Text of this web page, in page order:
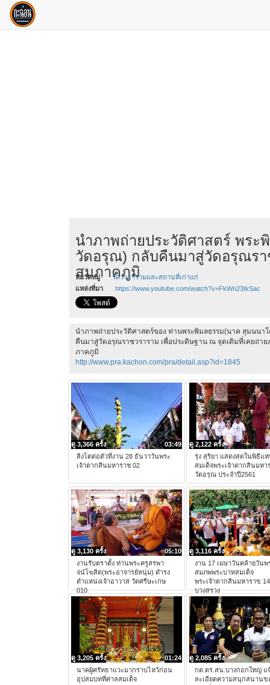
นำภาพถ่ายประวัติศาสตร์ พระ
วัดอรุณ) กลับคืนมาสู่วัดอรุณรา
สมภาคภูมิ
หมวดหมู่
วัดวาอารามและสถานที่เก่าแก่
แหล่งที่มา
https://www.youtube.com/watch?v=FkWn23tkSac
นำภาพถ่ายประวัติศาสตร์ของ ท่านพระพิมลธรรม(นาค สุมนนา
คืนมาสู่วัดอรุณราชวราราม เพื่อประดิษฐาน ณ จุดเดิมที่เคยถ่า
ภาคภูมิ
http://www.pra.kachon.com/pra/detail.asp?id=1845
03:49
ดู 3,366 ครั้ง
สิงโตต่อตัวที่งาน 28 ธันวาวันพระ
เจ้าตากสินมหาราช 02
ดู 2,122 ครั้ง
รุ่ง สุริยา แสดงสดในพิธีแห่
สมเด็จพระเจ้าตากสินมหา
วัดอรุณ ประจำปี2561
05:10
ดู 3,130 ครั้ง
งานรับตราตั้ง ท่านพระครูสรพา
จน์โฆสิต(พระอาจารย์หนุ่ม) ดำรง
ตำแหน่งเจ้าอาวาส วัดศรีษะเกษ
010
ดู 3,116 ครั้ง
งาน 17 เมษาวันคล้ายวันพ
สมภพพระบาทสมเด็จ
พระเจ้าตากสินมหาราข 14
บวงสรวง
01:24
ดู 3,205 ครั้ง
นาคผู้ศรัทธาแวะมากราบไหว้ก่อน
อุปสมบทที่ศาลสมเด็จ
ดู 2,085 ครั้ง
กต.ตร.สน.บางกอกใหญ่ แ
ละเอียดความสนุกสนานข